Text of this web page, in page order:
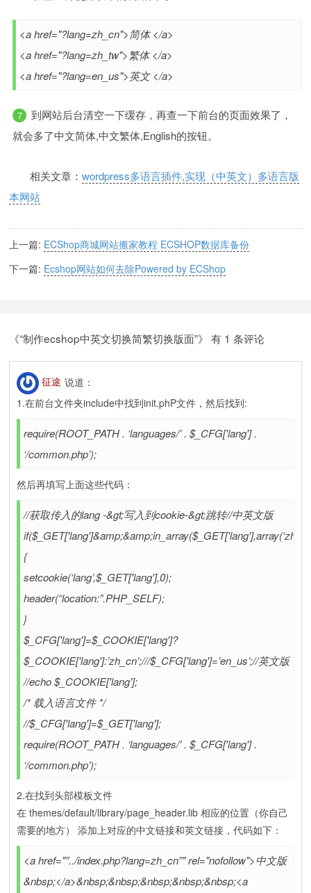
<a href="?lang=zh_cn">简体 </a>
<a href="?lang=zh_tw">繁体 </a>
<a href="?lang=en_us">英文 </a>
到网站后台清空一下缓存，再查一下前台的页面效果了，
就会多了中文简体,中文繁体,English的按钮。
相关文章：wordpress多语言插件,实现（中英文）多语言版
本网站
上一篇: ECShop商城网站搬家教程 ECSHOP数据库备份
下一篇: Ecshop网站如何去除Powered by ECShop
《“制作ecshop中英文切换简繁切换版面”》 有 1 条评论
征途 说道：
1.在前台文件夹include中找到init.phP文件，然后找到:
require(ROOT_PATH . ‘languages/’ . $_CFG['lang'] .
‘/common.php’);
然后再填写上面这些代码：
//获取传入的lang -&gt;写入到cookie-&gt;跳转//中英文版
{
setcookie(‘lang’,$_GET['lang'],0);
header(“location:”.PHP_SELF);
}
$_CFG['lang']=$_COOKIE['lang']?
$_COOKIE['lang']:’zh_cn’;///$_CFG['lang']=’en_us’;//英文版
//echo $_COOKIE['lang'];
/* 载入语言文件 */
//$_CFG['lang']=$_GET['lang'];
require(ROOT_PATH . ‘languages/’ . $_CFG['lang'] .
‘/common.php’);
2.在找到头部模板文件
在 themes/default/library/page_header.lib 相应的位置（你自己
需要的地方） 添加上对应的中文链接和英文链接，代码如下：
<a href="”../index.php?lang=zh_cn”" rel="nofollow">中文版
&nbsp;</a>&nbsp;&nbsp;&nbsp;&nbsp;&nbsp;<a